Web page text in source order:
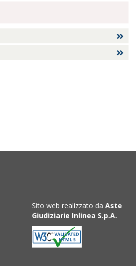
Sito web realizzato da Aste
Giudiziarie Inlinea S.p.A.